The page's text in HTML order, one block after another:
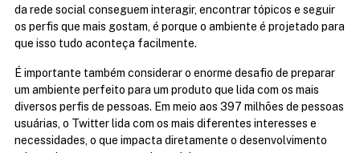
da rede social conseguem interagir, encontrar tópicos e seguir
os perfis que mais gostam, é porque o ambiente é projetado para
que isso tudo aconteça facilmente.
É importante também considerar o enorme desafio de preparar
um ambiente perfeito para um produto que lida com os mais
diversos perfis de pessoas. Em meio aos 397 milhões de pessoas
usuárias, o Twitter lida com os mais diferentes interesses e
necessidades, o que impacta diretamente o desenvolvimento